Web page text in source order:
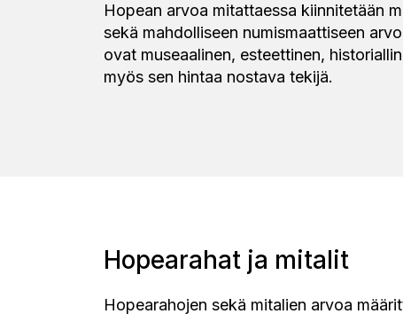
Hopean arvoa mitattaessa kiinnitetään
sekä mahdolliseen numismaattiseen
ovat museaalinen, esteettinen,
myös sen hintaa nostava tekijä.
Hopearahat ja mitalit
Hopearahojen sekä mitalien arvoa